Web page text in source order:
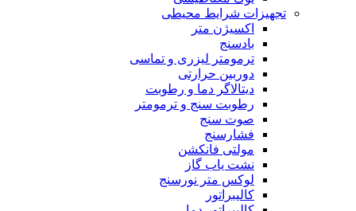
تجهیزات شرایط محیطی
اکسیژن متر
بادسنج
ترمومتر لیزری و تماسی
دوربین حرارتی
دیتالاگر دما و رطوبت
رطوبت سنج و ترمومتر
صوت سنج
فشارسنج
مولتی فانکشن
نشت یاب گاز
لوکس متر نورسنج
کالیبراتور